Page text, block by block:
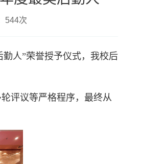
544次
人”荣誉授予仪式，我校后
评议等严格程序，最终从